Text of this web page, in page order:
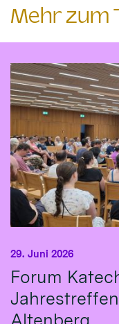
Mehr zum
Forum
Altenberg
29. Juni 2026